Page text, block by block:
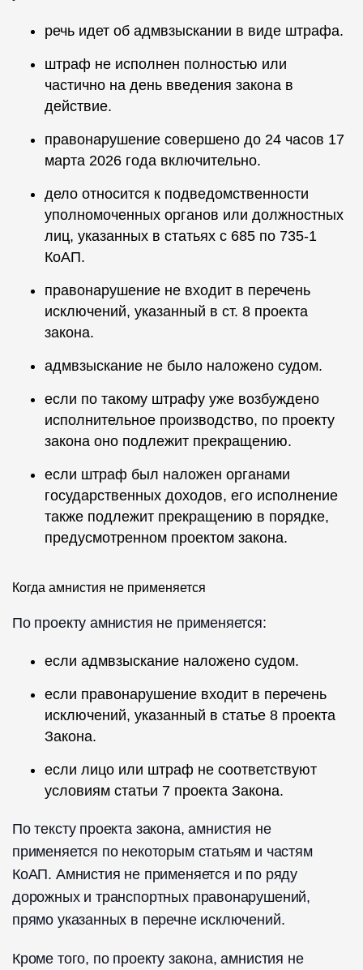
речь идет об адмвзыскании в виде штрафа.
штраф не исполнен полностью или
частично на день введения закона в
действие.
правонарушение совершено до 24 часов 17
марта 2026 года включительно.
дело относится к подведомственности
уполномоченных органов или должностных
лиц, указанных в статьях с 685 по 735-1
КоАП.
правонарушение не входит в перечень
исключений, указанный в ст. 8 проекта
закона.
адмвзыскание не было наложено судом.
если по такому штрафу уже возбуждено
исполнительное производство, по проекту
закона оно подлежит прекращению.
если штраф был наложен органами
государственных доходов, его исполнение
также подлежит прекращению в порядке,
предусмотренном проектом закона.
Когда амнистия не применяется
По проекту амнистия не применяется:
если адмвзыскание наложено судом.
если правонарушение входит в перечень
исключений, указанный в статье 8 проекта
Закона.
если лицо или штраф не соответствуют
условиям статьи 7 проекта Закона.
По тексту проекта закона, амнистия не
применяется по некоторым статьям и частям
КоАП. Амнистия не применяется и по ряду
дорожных и транспортных правонарушений,
прямо указанных в перечне исключений.
Кроме того, по проекту закона, амнистия не